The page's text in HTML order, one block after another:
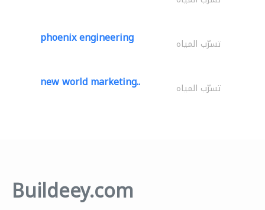
phoenix engineering تسرّب المياه
new world marketing.. تسرّب المياه
Buildeey.com